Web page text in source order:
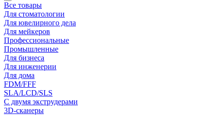
Все товары
Для стоматологии
Для ювелирного дела
Для мейкеров
Профессиональные
Промышленные
Для бизнеса
Для инженерии
Для дома
FDM/FFF
SLA/LCD/SLS
С двумя экструдерами
3D-сканеры